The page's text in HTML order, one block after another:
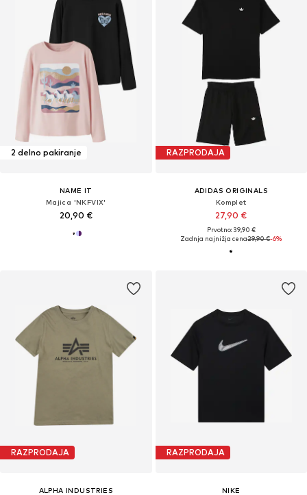
2 delno pakiranje
NAME IT
Majica 'NKFVIX'
20,90 €
RAZPRODAJA
ADIDAS ORIGINALS
Komplet
27,90 €
Prvotno: 39,90 €
Zadnja najnižja cena29,90 €-6%
RAZPRODAJA
ALPHA INDUSTRIES
RAZPRODAJA
NIKE